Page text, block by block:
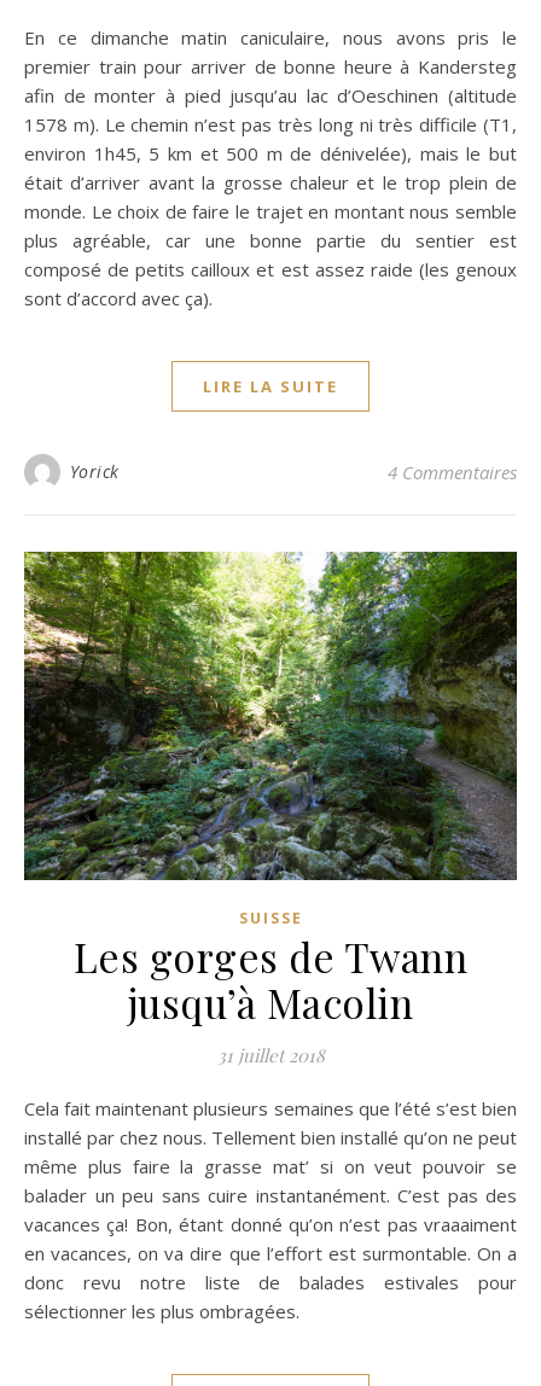
En ce dimanche matin caniculaire, nous avons pris le
premier train pour arriver de bonne heure à Kandersteg
afin de monter à pied jusqu’au lac d’Oeschinen (altitude
1578 m). Le chemin n’est pas très long ni très difficile (T1,
environ 1h45, 5 km et 500 m de dénivelée), mais le but
était d’arriver avant la grosse chaleur et le trop plein de
monde. Le choix de faire le trajet en montant nous semble
plus agréable, car une bonne partie du sentier est
composé de petits cailloux et est assez raide (les genoux
sont d’accord avec ça).
LIRE LA SUITE
Yorick 4 Commentaires
SUISSE
Les gorges de Twann
jusqu’à Macolin
31 juillet 2018
Cela fait maintenant plusieurs semaines que l’été s’est bien
installé par chez nous. Tellement bien installé qu’on ne peut
même plus faire la grasse mat’ si on veut pouvoir se
balader un peu sans cuire instantanément. C’est pas des
vacances ça! Bon, étant donné qu’on n’est pas vraaaiment
en vacances, on va dire que l’effort est surmontable. On a
donc revu notre liste de balades estivales pour
sélectionner les plus ombragées.